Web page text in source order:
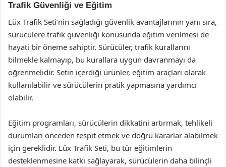
Trafik Güvenliği ve Eğitim
Lüx Trafik Seti’nin sağladığı güvenlik avantajlarının yanı sıra,
sürücülere trafik güvenliği konusunda eğitim verilmesi de
hayati bir öneme sahiptir. Sürücüler, trafik kurallarını
bilmekle kalmayıp, bu kurallara uygun davranmayı da
öğrenmelidir. Setin içerdiği ürünler, eğitim araçları olarak
kullanılabilir ve sürücülerin pratik yapmasına yardımcı
olabilir.
Eğitim programları, sürücülerin dikkatini artırmak, tehlikeli
durumları önceden tespit etmek ve doğru kararlar alabilmek
için gereklidir. Lüx Trafik Seti, bu tür eğitimlerin
desteklenmesine katkı sağlayarak, sürücülerin daha bilinçli